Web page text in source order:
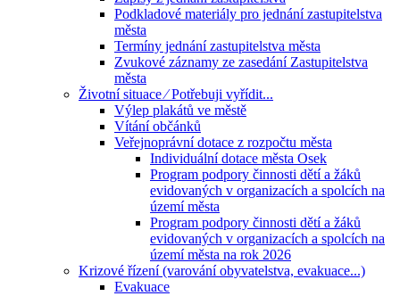
Podkladové materiály pro jednání zastupitelstva
města
Termíny jednání zastupitelstva města
Zvukové záznamy ze zasedání Zastupitelstva
města
Životní situace ⁄ Potřebuji vyřídit...
Výlep plakátů ve městě
Vítání občánků
Veřejnoprávní dotace z rozpočtu města
Individuální dotace města Osek
Program podpory činnosti dětí a žáků
evidovaných v organizacích a spolcích na
území města
Program podpory činnosti dětí a žáků
evidovaných v organizacích a spolcích na
území města na rok 2026
Krizové řízení (varování obyvatelstva, evakuace...)
Evakuace